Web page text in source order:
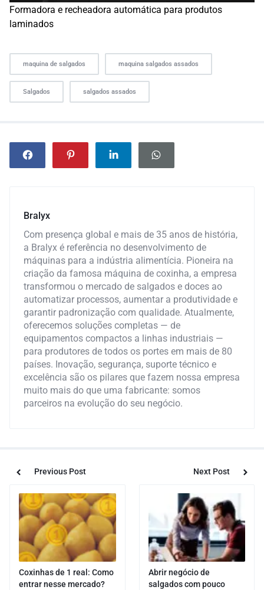
Formadora e recheadora automática para produtos
laminados
maquina de salgados maquina salgados assados
Salgados salgados assados
Bralyx
Com presença global e mais de 35 anos de história,
a Bralyx é referência no desenvolvimento de
máquinas para a indústria alimentícia. Pioneira na
criação da famosa máquina de coxinha, a empresa
transformou o mercado de salgados e doces ao
automatizar processos, aumentar a produtividade e
garantir padronização com qualidade. Atualmente,
oferecemos soluções completas — de
equipamentos compactos a linhas industriais —
para produtores de todos os portes em mais de 80
países. Inovação, segurança, suporte técnico e
excelência são os pilares que fazem nossa empresa
muito mais do que uma fabricante: somos
parceiros na evolução do seu negócio.
Previous Post Next Post
Coxinhas de 1 real: Como
entrar nesse mercado?
Abrir negócio de
salgados com pouco